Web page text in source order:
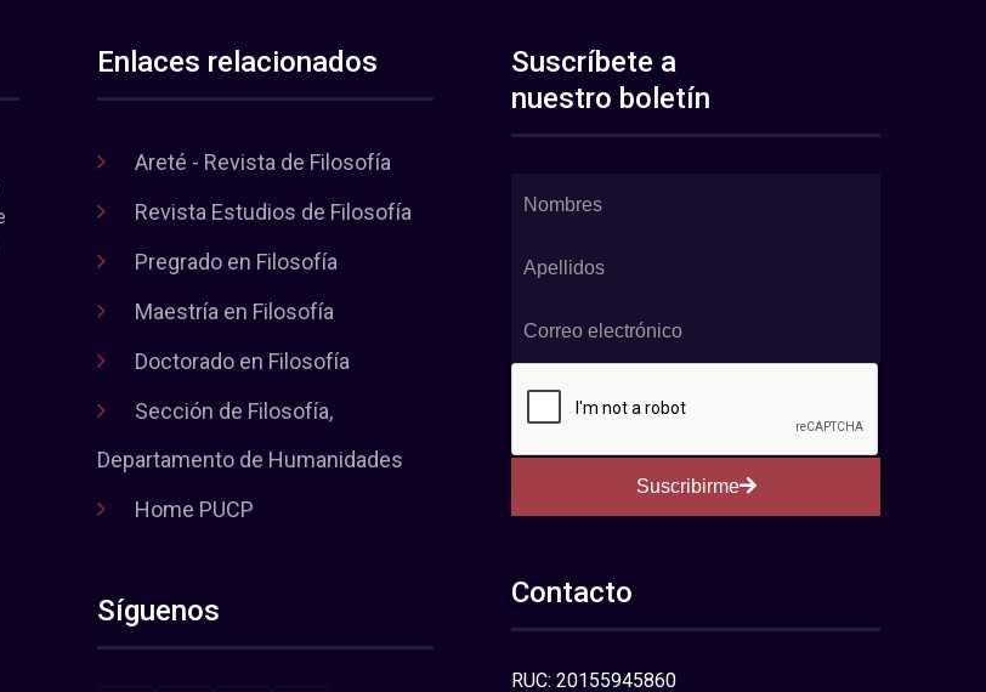
Enlaces relacionados
Areté - Revista de Filosofía
Revista Estudios de Filosofía
Pregrado en Filosofía
Maestría en Filosofía
Doctorado en Filosofía
Sección de Filosofía,
Departamento de Humanidades
Home PUCP
Síguenos
Suscríbete a
nuestro boletín
Suscribirme
Contacto
RUC: 20155945860